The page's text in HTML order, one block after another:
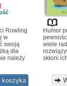
Rowling
w
swoją
dla
należy
koszyka
Humor
wiele
skłoni